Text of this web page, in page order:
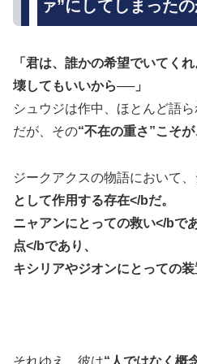
ァ”にしてしまった
「君は、誰かの希望でいてく
壊してもいいから──」
シュウジは作中、ほとんど語ら
だが、その“不在の重さ”こそ
ジークアクスの物語において
として作用する存在</bだ。
ニャアンにとっての救い</bであ
点</bであり、
キシリアやジオンにとっての装
それゆえ、彼は“人ではなく概